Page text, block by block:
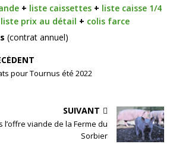
+ liste caissettes + liste caisse 1/4
liste prix au détail + colis farce
(contrat annuel)
pour Tournus été 2022
SUIVANT
viande de la Ferme du
Sorbier